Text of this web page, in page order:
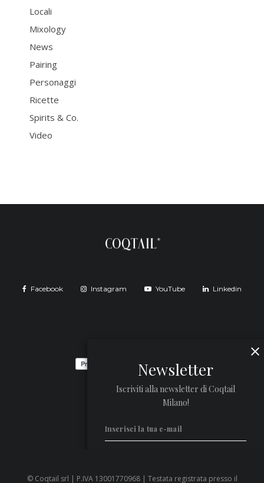
Locali
Mixology
News
Pairing
Personaggi
Ricette
Spirits & Co.
Video
Facebook Instagram YouTube Linkedin
Newsletter
Iscriviti alla newsletter di Coqtail
Milano!
© Coqtail srl | P.IVA 13001770968 | Testata registrata presso il